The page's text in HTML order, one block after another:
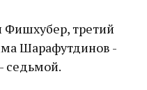
Фишхубер, третий
Шарафутдинов -
седьмой.